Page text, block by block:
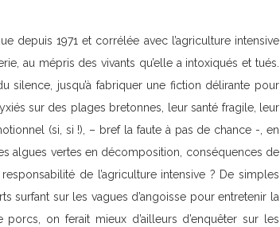
depuis 1971 et corrélée avec l’agriculture intensive
au mépris des vivants qu’elle a intoxiqués et tués.
silence, jusqu’à fabriquer une fiction délirante pour
sur des plages bretonnes, leur santé fragile, leur
(si, si !), – bref la faute à pas de chance -, en
algues vertes en décomposition, conséquences de
de l’agriculture intensive ? De simples
surfant sur les vagues d’angoisse pour entretenir la
on ferait mieux d’ailleurs d’enquêter sur les